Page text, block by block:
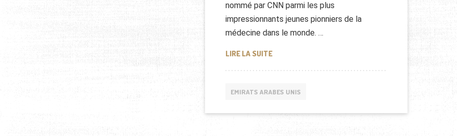
nommé par CNN parmi les plus
impressionnants jeunes pionniers de la
médecine dans le monde. …
LIRE LA SUITEADEEB AL BLOOSHI : JEUNE INVENTEUR DES EMIRATS
EMIRATS ARABES UNIS